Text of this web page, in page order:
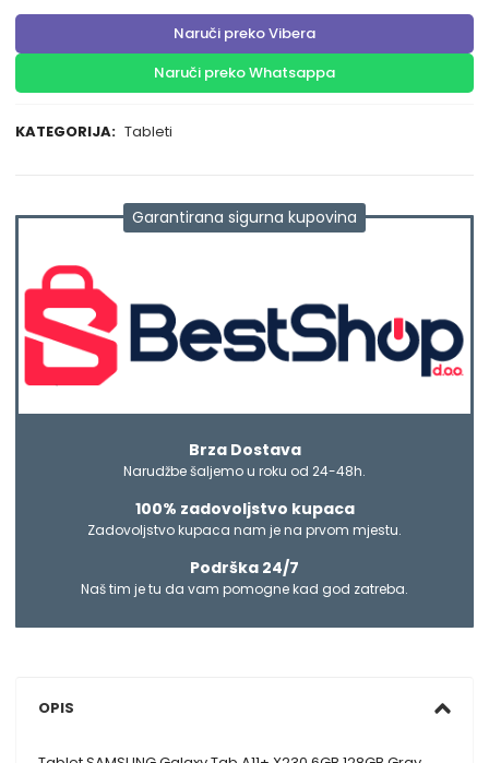
Naruči preko Vibera
Naruči preko Whatsappa
KATEGORIJA: Tableti
Garantirana sigurna kupovina
Brza Dostava
Narudžbe šaljemo u roku od 24-48h.
100% zadovoljstvo kupaca
Zadovoljstvo kupaca nam je na prvom mjestu.
Podrška 24/7
Naš tim je tu da vam pomogne kad god zatreba.
OPIS